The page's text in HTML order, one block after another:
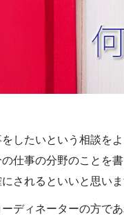
したいという相談を
仕事の分野のことを
されるといいと思いま
ディネーターの方で